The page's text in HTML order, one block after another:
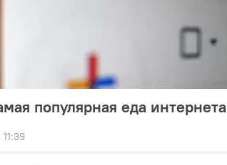
популярная еда интернета